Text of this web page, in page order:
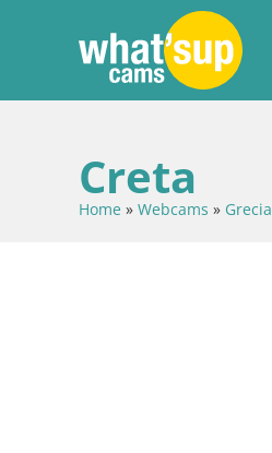
Creta
Home » Webcams » Grecia